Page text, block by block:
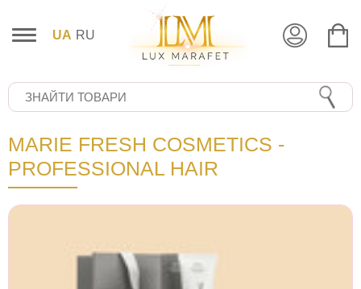
UA RU
MARIE FRESH COSMETICS -
PROFESSIONAL HAIR